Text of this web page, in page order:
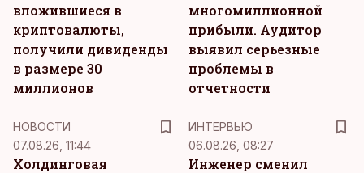
вложившиеся в
криптовалюты,
получили дивиденды
в размере 30
миллионов
многомиллионной
прибыли. Аудитор
выявил серьезные
проблемы в
отчетности
НОВОСТИ
07.08.26, 11:44
Холдинговая
ИНТЕРВЬЮ
06.08.26, 08:27
Инженер сменил